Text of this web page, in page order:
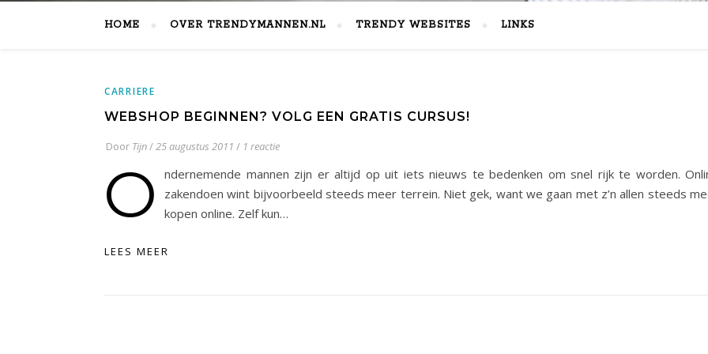
HOME OVER TRENDYMANNEN.NL TRENDY WEBSITES LINKS
CARRIERE
WEBSHOP BEGINNEN? VOLG EEN GRATIS CURSUS!
Door Tijn/25 augustus 2011 / 1 reactie
O
ndernemende mannen zijn er altijd op uit iets nieuws te bedenken om snel rijk te worden.
zakendoen wint bijvoorbeeld steeds meer terrein. Niet gek, want we gaan met z’n allen steeds
kopen online. Zelf kun…
LEES MEER